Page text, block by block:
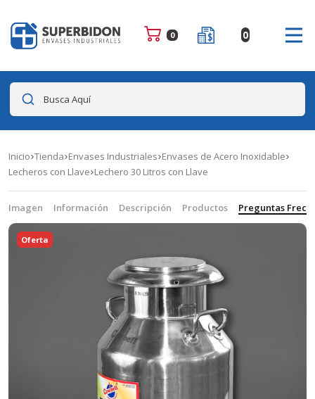
0 0
Busca Aquí
Inicio Tienda Envases Industriales Envases de Acero Inoxidable
Lecheros con Llave Lechero 30 Litros con Llave
Imagen Información Descripción Productos Preguntas
Oferta